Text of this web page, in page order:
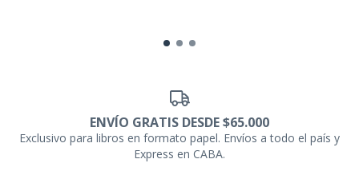
ENVÍO GRATIS DESDE $65.000
Exclusivo para libros en formato papel. Envíos a todo el país y
Express en CABA.